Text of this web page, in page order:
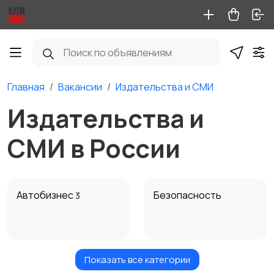
Главная Вакансии Издательства и СМИ
Издательства и
СМИ в России
Автобизнес 3 Безопасность
Бытовые услуги и
Высший менеджмент
Показать все категории